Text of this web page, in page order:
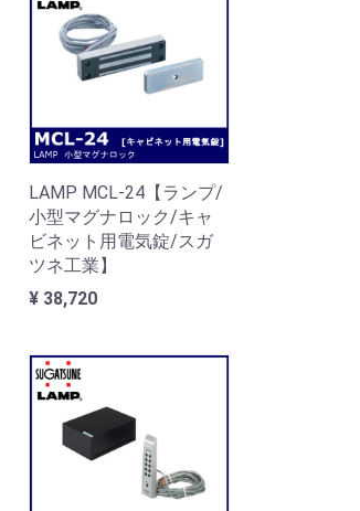
LAMP MCL-24【ランプ/
小型マグナロック/キャ
ビネット用電気錠/スガ
ツネ工業】
¥ 38,720